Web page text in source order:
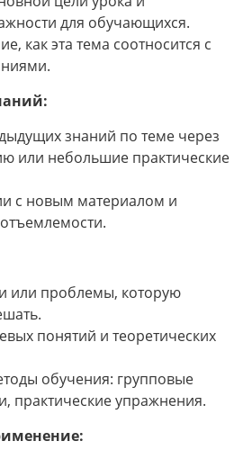
для обучающихся.
как эта тема соотносится с
знаний по теме через
или небольшие практические
с новым материалом и
или проблемы, которую
понятий и теоретических
обучения: групповые
практические упражнения.